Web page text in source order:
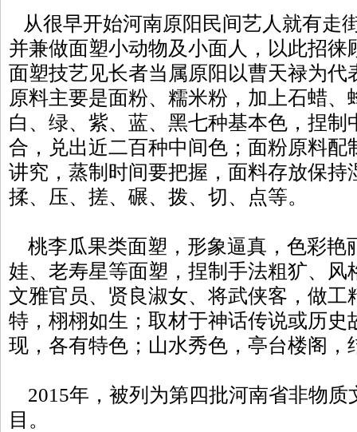
从很早开始河南原阳民间艺人就有走
并兼做面塑小动物及小面人，以此招徕
面塑技艺见长者当属原阳以曹天禄为
原料主要是面粉、糯米粉，加上石蜡
白、绿、紫、蓝、黑七种基本色，捏制
合，兑出近二百种中间色；面粉原料配
讲究，蒸制时间要把握，面料存放保持
揉、压、搓、碾、拨、切、点等。
桃李瓜果类面塑，形象逼真，色彩艳
娃、老寿星等面塑，捏制手法粗犷、风
文雅官员、贤良淑女、将武侠客，做工
特，栩栩如生；取材于神话传说或历史
现，各有特色；山水秀色，亭台楼阁，
2015年，被列为第四批河南省非物质
目。